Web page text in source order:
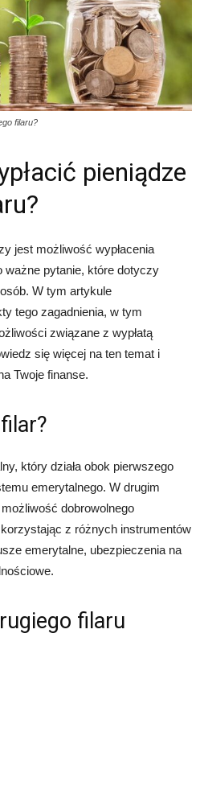
filaru?
pieniądze
jest możliwość wypłacenia
ważne pytanie, które dotyczy
W tym artykule
tego zagadnienia, w tym
związane z wypłatą
się więcej na ten temat i
Twoje finanse.
który działa obok pierwszego
emerytalnego. W drugim
dobrowolnego
z różnych instrumentów
emerytalne, ubezpieczenia na
filaru